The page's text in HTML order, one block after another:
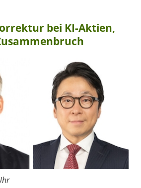
bei KI-Aktien,